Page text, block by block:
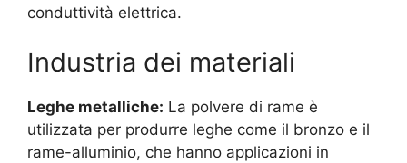
conduttività elettrica.
Industria dei materiali
Leghe metalliche: La polvere di rame è
utilizzata per produrre leghe come il bronzo e il
rame-alluminio, che hanno applicazioni in